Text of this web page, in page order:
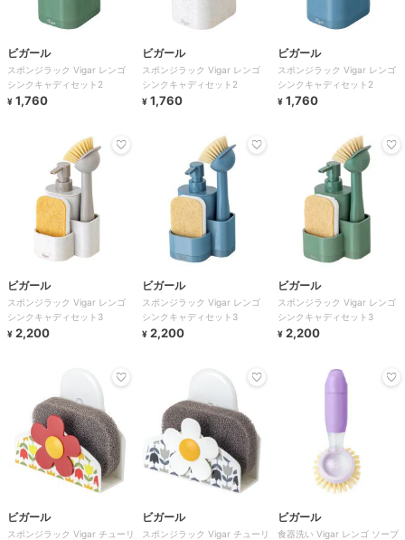
ビガール
スポンジラック Vigar レンゴ
シンクキャディセット2
¥ 1,760
ビガール
スポンジラック Vigar レンゴ
シンクキャディセット2
¥ 1,760
ビガール
スポンジラック Vigar レンゴ
シンクキャディセット2
¥ 1,760
ビガール
スポンジラック Vigar レンゴ
シンクキャディセット3
¥ 2,200
ビガール
スポンジラック Vigar レンゴ
シンクキャディセット3
¥ 2,200
ビガール
スポンジラック Vigar レンゴ
シンクキャディセット3
¥ 2,200
ビガール
スポンジラック Vigar チューリ
ビガール
スポンジラック Vigar チューリ
ビガール
食器洗い Vigar レンゴ ソープ